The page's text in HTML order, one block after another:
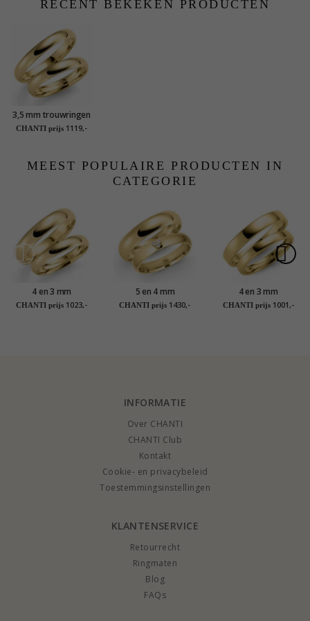
RECENT BEKEKEN PRODUCTEN
3,5 mm trouwringen
in 9 karaat goud - set
CHANTI prijs 1119,-
MEEST POPULAIRE PRODUCTEN IN
CATEGORIE
4 en 3 mm
trouwringen in 9
CHANTI prijs 1023,-
5 en 4 mm
trouwringen in 9
CHANTI prijs 1430,-
4 en 3 mm
trouwringen in 9
CHANTI prijs 1001,-
INFORMATIE
Over CHANTI
CHANTI Club
Kontakt
Cookie- en privacybeleid
Toestemmingsinstellingen
KLANTENSERVICE
Retourrecht
Ringmaten
Blog
FAQs